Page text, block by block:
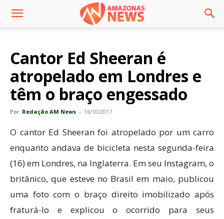
Cantor Ed Sheeran é
atropelado em Londres e
têm o braço engessado
Por Redação AM News - 16/10/2017
O cantor Ed Sheeran foi atropelado por um carro
enquanto andava de bicicleta nesta segunda-feira
(16) em Londres, na Inglaterra. Em seu Instagram, o
britânico, que esteve no Brasil em maio, publicou
uma foto com o braço direito imobilizado após
fraturá-lo e explicou o ocorrido para seus